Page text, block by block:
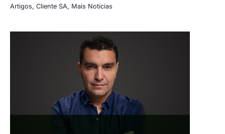
Artigos, Cliente SA, Mais Notícias